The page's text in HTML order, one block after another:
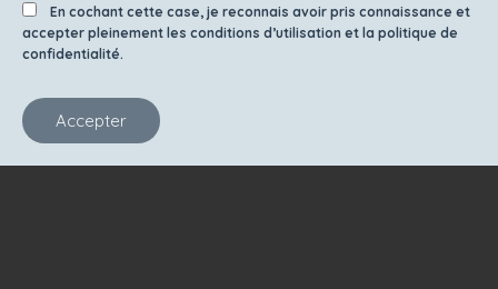
En cochant cette case, je reconnais avoir pris connaissance et
accepter pleinement les conditions d’utilisation et la politique de
confidentialité.
Accepter